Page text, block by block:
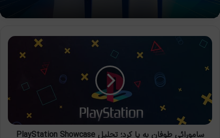
سامورائی
طوفان
پا
تحلیل
PlayStation
2021
سامورائی طوفان به پا کرد؛ تحلیل PlayStation Showcase